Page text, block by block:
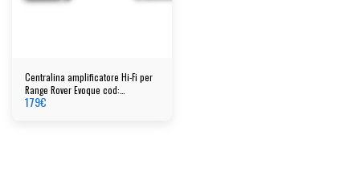
Centralina amplificatore Hi-Fi per
Range Rover Evoque cod:
HPLA19C164ADC
179€